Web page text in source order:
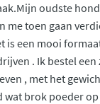
oudste
me toen gaan
is een mooi
. Ik bestel een
, met het
wat brok poeder